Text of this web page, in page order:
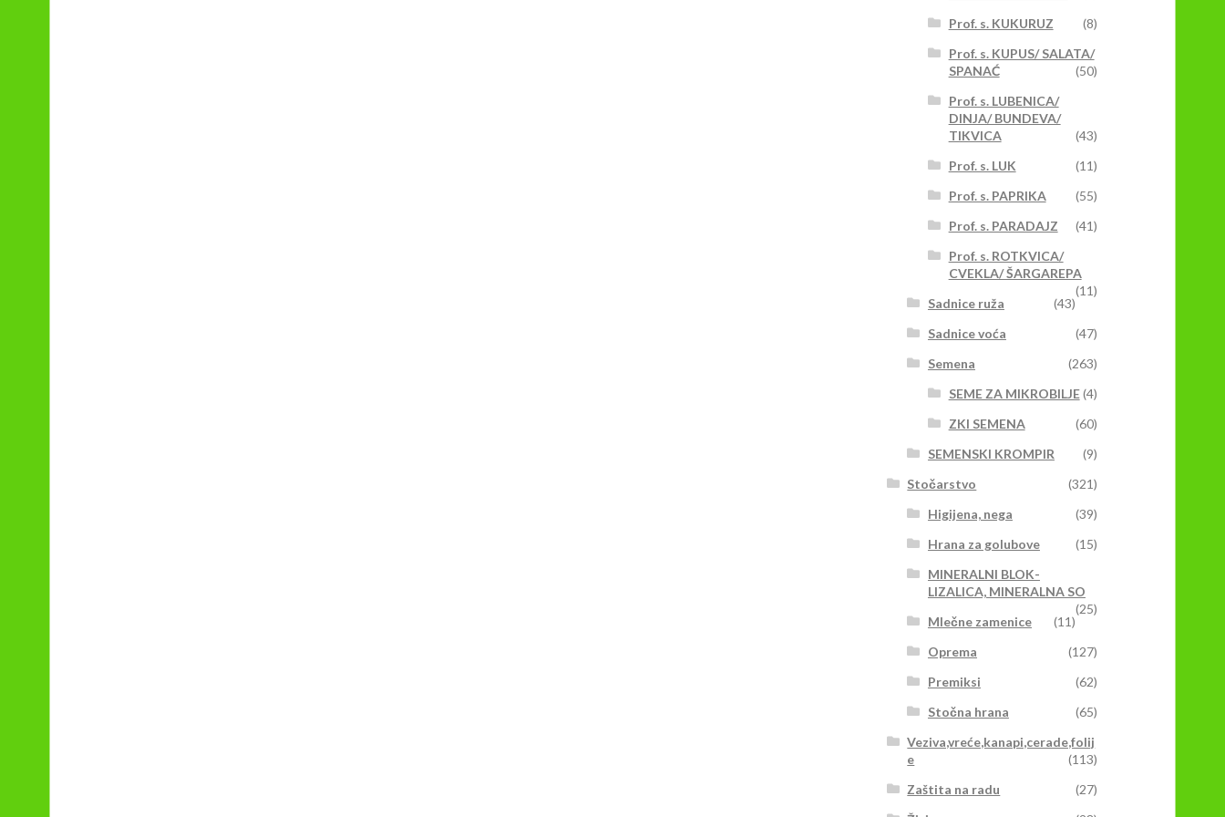
Prof. s. KUKURUZ
(8)
Prof. s. KUPUS/ SALATA/
SPANAĆ
(50)
Prof. s. LUBENICA/
DINJA/ BUNDEVA/
TIKVICA
(43)
Prof. s. LUK
(11)
Prof. s. PAPRIKA
(55)
Prof. s. PARADAJZ
(41)
Prof. s. ROTKVICA/
CVEKLA/ ŠARGAREPA
(11)
Sadnice ruža
(43)
Sadnice voća
(47)
Semena
(263)
SEME ZA MIKROBILJE(4)
ZKI SEMENA
(60)
SEMENSKI KROMPIR
(9)
Stočarstvo
(321)
Higijena, nega
(39)
Hrana za golubove
(15)
MINERALNI BLOK-
LIZALICA, MINERALNA SO
(25)
Mlečne zamenice
(11)
Oprema
(127)
Premiksi
(62)
Stočna hrana
(65)
Veziva,vreće,kanapi,cerade,folij
e
(113)
Zaštita na radu
(27)